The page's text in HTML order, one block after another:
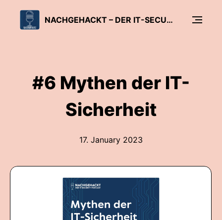
NACHGEHACKT – DER IT-SECURITY PODCAST
#6 Mythen der IT-
Sicherheit
17. January 2023